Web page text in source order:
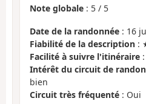
Note globale : 5 / 5
Date de la randonnée : 16
Fiabilité de la description :
Facilité à suivre l'itinéraire
Intérêt du circuit de
bien
Circuit très fréquenté : Oui